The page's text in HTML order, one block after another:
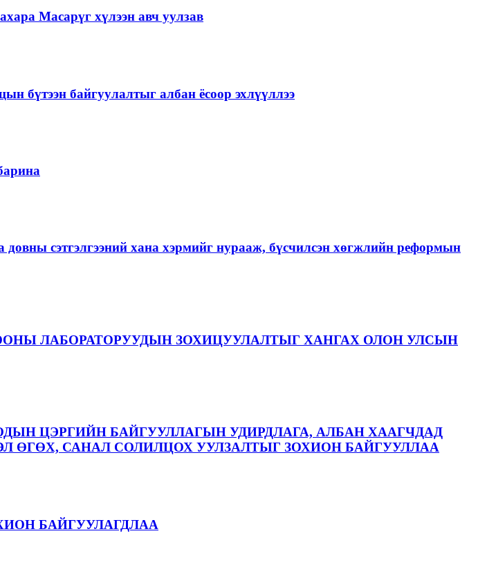
Масарүг хүлээн авч уулзав
бүтээн байгуулалтыг албан ёсоор эхлүүллээ
сэтгэлгээний хана хэрмийг нурааж, бүсчилсэн хөгжлийн реформын
ЛАБОРАТОРУУДЫН ЗОХИЦУУЛАЛТЫГ ХАНГАХ ОЛОН УЛСЫН
ЦЭРГИЙН БАЙГУУЛЛАГЫН УДИРДЛАГА, АЛБАН ХААГЧДАД
САНАЛ СОЛИЛЦОХ УУЛЗАЛТЫГ ЗОХИОН БАЙГУУЛЛАА
БАЙГУУЛАГДЛАА